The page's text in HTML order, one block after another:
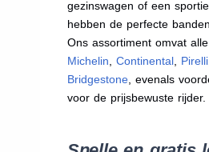
gezinswagen of een
hebben de perfecte
Ons assortiment omvat
Michelin, Continental, Pirelli
Bridgestone, evenals
voor de prijsbewuste rijder.